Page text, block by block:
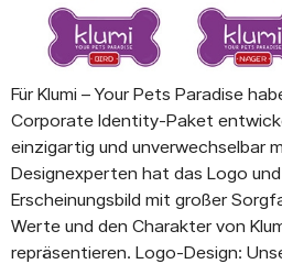
Für Klumi – Your Pets Paradise
Corporate Identity-Paket
einzigartig und unverwechselbar
Designexperten hat das Logo
Erscheinungsbild mit großer
Werte und den Charakter von
repräsentieren. Logo-Design: